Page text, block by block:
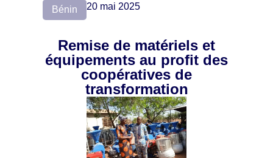
Bénin 20 mai 2025
Remise de matériels et
équipements au profit des
coopératives de
transformation